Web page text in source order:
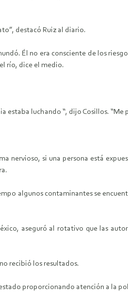
destacó Ruiz al diario.
Él no era consciente de los
río, dice el medio.
luchando “, dijo Cosillos.
nervioso, si una persona está
algunos contaminantes se
aseguró al rotativo que las
recibió los resultados.
proporcionando atención a la